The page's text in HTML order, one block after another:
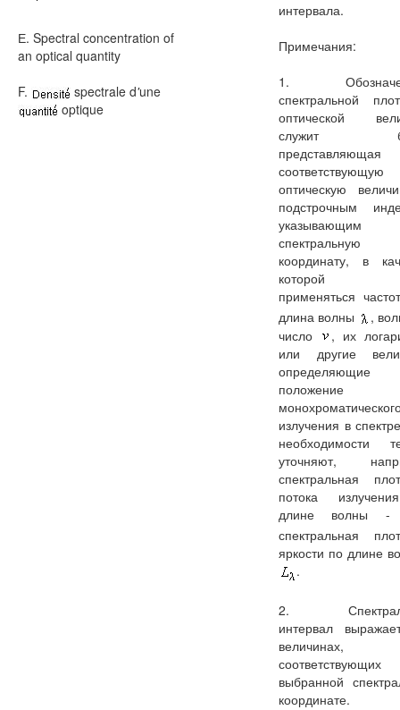
Е. Spectral concentration of
an optical quantity
F.
spectrale d'une
optique
интервала.
Примечания:
1.
спектральной
оптической
служит
представляющая
соответствующую
оптическую
подстрочным
указывающим
спектральную
координату, в
которой
применяться
длина волны
,
число
, их
или другие
определяющие
положение
излучения в
необходимости
уточняют,
спектральная
потока
длине волны
спектральная
яркости по длине
.
2.
интервал
величинах,
соответствующих
выбранной
координате.